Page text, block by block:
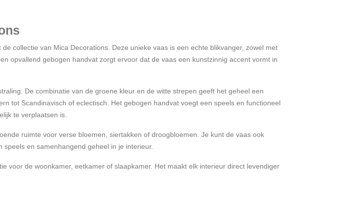
de collectie van Mica Decorations. Deze unieke vaas is een echte blikvanger, zowel met
opvallend gebogen handvat zorgt ervoor dat de vaas een kunstzinnig accent vormt in
De combinatie van de groene kleur en de witte strepen geeft het geheel een
tot Scandinavisch of eclectisch. Het gebogen handvat voegt een speels en functioneel
te verplaatsen is.
ruimte voor verse bloemen, siertakken of droogbloemen. Je kunt de vaas ook
en samenhangend geheel in je interieur.
voor de woonkamer, eetkamer of slaapkamer. Het maakt elk interieur direct levendiger